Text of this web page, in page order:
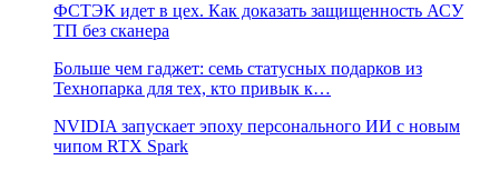
ФСТЭК идет в цех. Как доказать защищенность АСУ
ТП без сканера
Больше чем гаджет: семь статусных подарков из
Технопарка для тех, кто привык к…
NVIDIA запускает эпоху персонального ИИ с новым
чипом RTX Spark